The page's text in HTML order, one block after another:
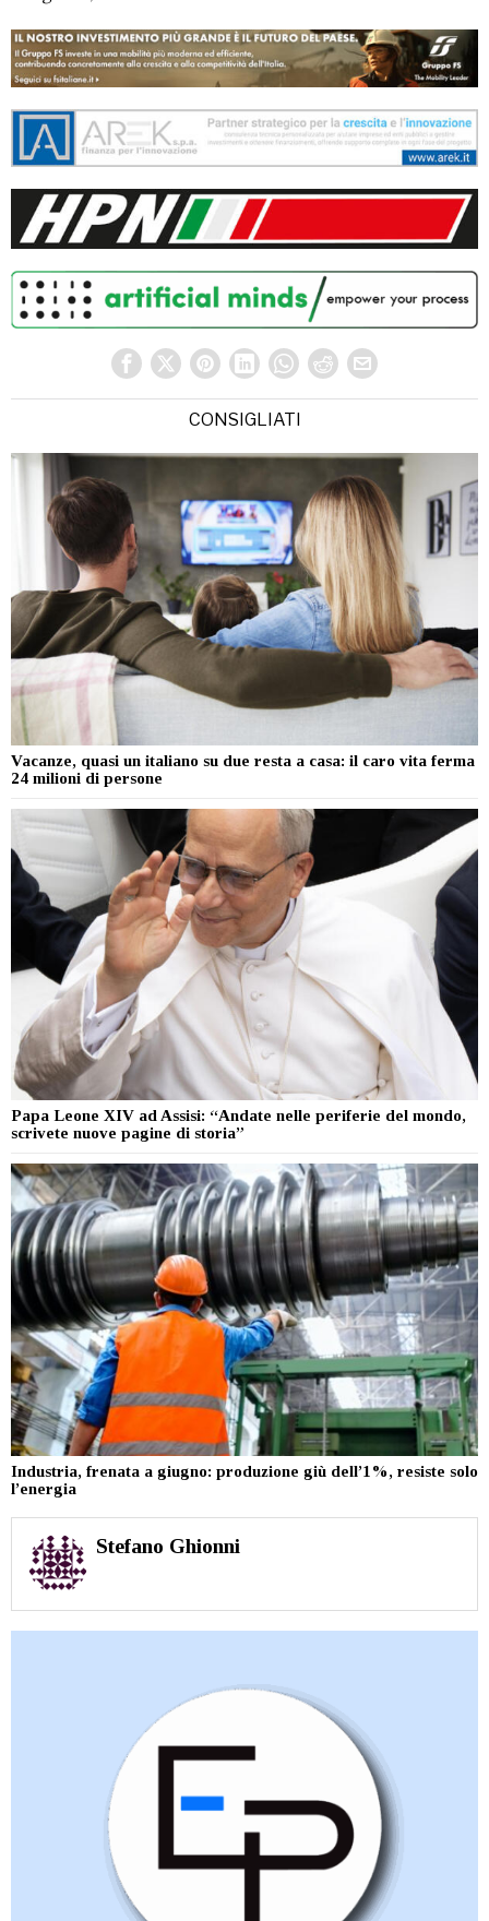
CONSIGLIATI
Vacanze, quasi un italiano su due resta a casa: il caro vita ferma
24 milioni di persone
Papa Leone XIV ad Assisi: “Andate nelle periferie del mondo,
scrivete nuove pagine di storia”
Industria, frenata a giugno: produzione giù dell’1%, resiste solo
l’energia
Stefano Ghionni